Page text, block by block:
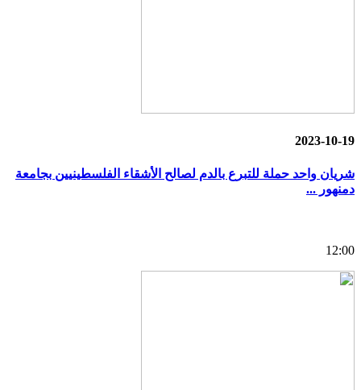
2023-10-19
شريان واحد حملة للتبرع بالدم لصالح الأشقاء الفلسطينيين بجامعة
دمنهور ...
12:00